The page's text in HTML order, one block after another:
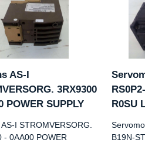
AS-I
3RX9300
POWER SUPPLY
I STROMVERSORG.
- 0AA00 POWER
R0SU
B19N-